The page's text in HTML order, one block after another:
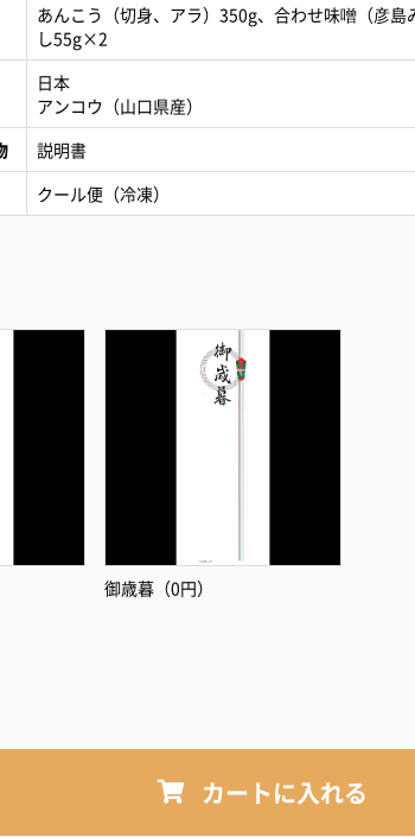
あんこう（切身、アラ）350g、合わせ味噌（彦
し55g×2
日本
アンコウ（山口県産）
説明書
クール便（冷凍）
御歳暮（0円）
カートに入れる